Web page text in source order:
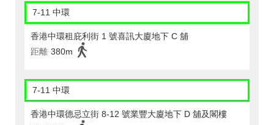
7-11 中環
香港中環租庇利街 1 號喜訊大廈地下 C 舖
距離 380m
7-11 中環
香港中環德忌立街 8-12 號業豐大廈地下 D 舖及閣樓